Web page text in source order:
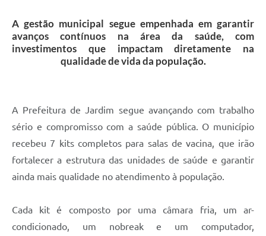
A gestão municipal segue empenhada em garantir
avanços contínuos na área da saúde, com
investimentos que impactam diretamente na
qualidade de vida da população.
A Prefeitura de Jardim segue avançando com trabalho
sério e compromisso com a saúde pública. O município
recebeu 7 kits completos para salas de vacina, que irão
fortalecer a estrutura das unidades de saúde e garantir
ainda mais qualidade no atendimento à população.
Cada kit é composto por uma câmara fria, um ar-
condicionado, um nobreak e um computador,